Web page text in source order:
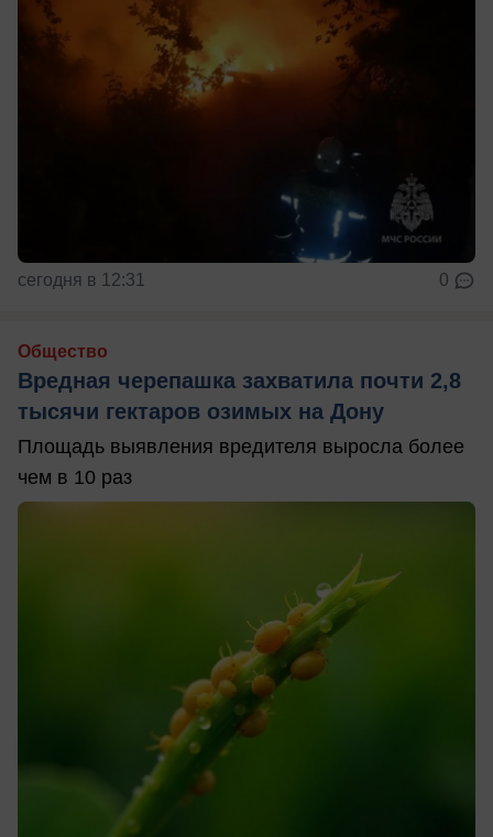
сегодня в 12:31 0
Общество
Вредная черепашка захватила почти 2,8
тысячи гектаров озимых на Дону
Площадь выявления вредителя выросла более
чем в 10 раз